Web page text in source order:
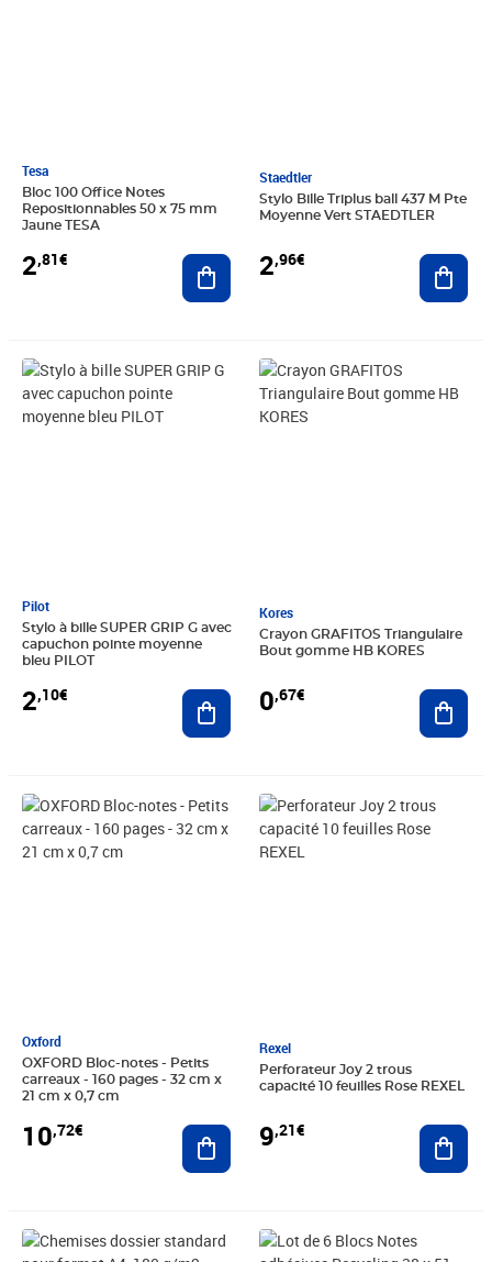
Tesa
Bloc 100 Office Notes
Repositionnables 50 x 75 mm
Jaune TESA
2,81€ Ajouter au panier
Staedtler
Stylo Bille Triplus ball 437 M Pte
Moyenne Vert STAEDTLER
2,96€
Pilot
Stylo à bille SUPER GRIP G avec
capuchon pointe moyenne
bleu PILOT
2,10€
Prix 2,10€
Ajouter au panier
Kores
Crayon GRAFITOS Triangulaire
Bout gomme HB KORES
0,67€
Prix 0,67€
Oxford
OXFORD Bloc-notes - Petits
carreaux - 160 pages - 32 cm x
21 cm x 0,7 cm
10,72€
Prix 10,72€
Ajouter au panier
Rexel
Perforateur Joy 2 trous
capacité 10 feuilles Rose REXEL
9,21€
Prix 9,21€
Prix 14,12€ Prix 14,76€